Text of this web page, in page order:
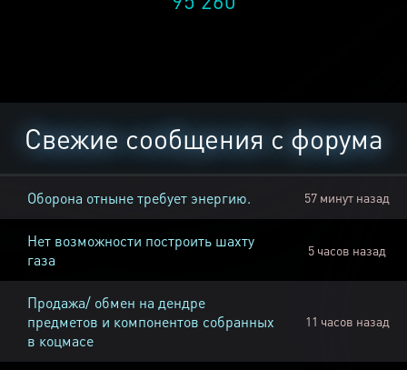
Свежие сообщения с форума
Оборона отныне требует энергию. 57 минут назад
Нет возможности построить шахту
газа
5 часов назад
Продажа/ обмен на дендре
предметов и компонентов собранных
в коцмасе
11 часов назад